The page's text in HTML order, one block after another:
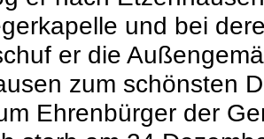
und bei
er die
zum schönsten
Ehrenbürger der